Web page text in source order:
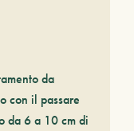
da
con il passare
da 6 a 10 cm di